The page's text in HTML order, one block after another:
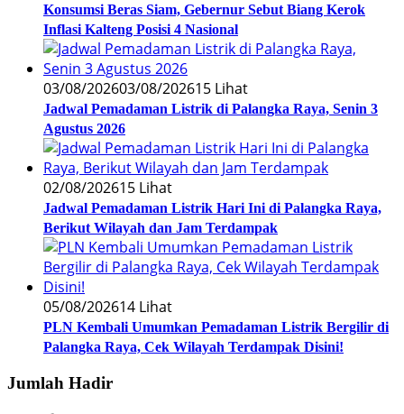
Konsumsi Beras Siam, Gebernur Sebut Biang Kerok
Inflasi Kalteng Posisi 4 Nasional
03/08/202603/08/202615 Lihat
Jadwal Pemadaman Listrik di Palangka Raya, Senin 3
Agustus 2026
02/08/202615 Lihat
Jadwal Pemadaman Listrik Hari Ini di Palangka Raya,
Berikut Wilayah dan Jam Terdampak
05/08/202614 Lihat
PLN Kembali Umumkan Pemadaman Listrik Bergilir di
Palangka Raya, Cek Wilayah Terdampak Disini!
Jumlah Hadir